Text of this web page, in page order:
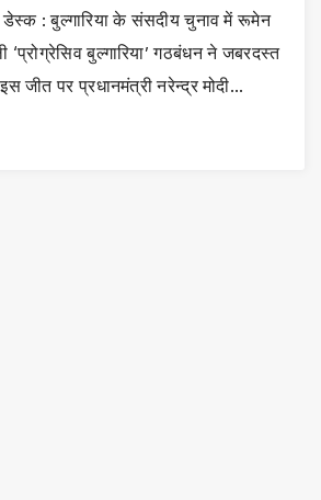
डेस्क : बुल्गारिया के संसदीय चुनाव में रूमेन
‘प्रोग्रेसिव बुल्गारिया’ गठबंधन ने जबरदस्त
जीत पर प्रधानमंत्री नरेन्द्र मोदी…